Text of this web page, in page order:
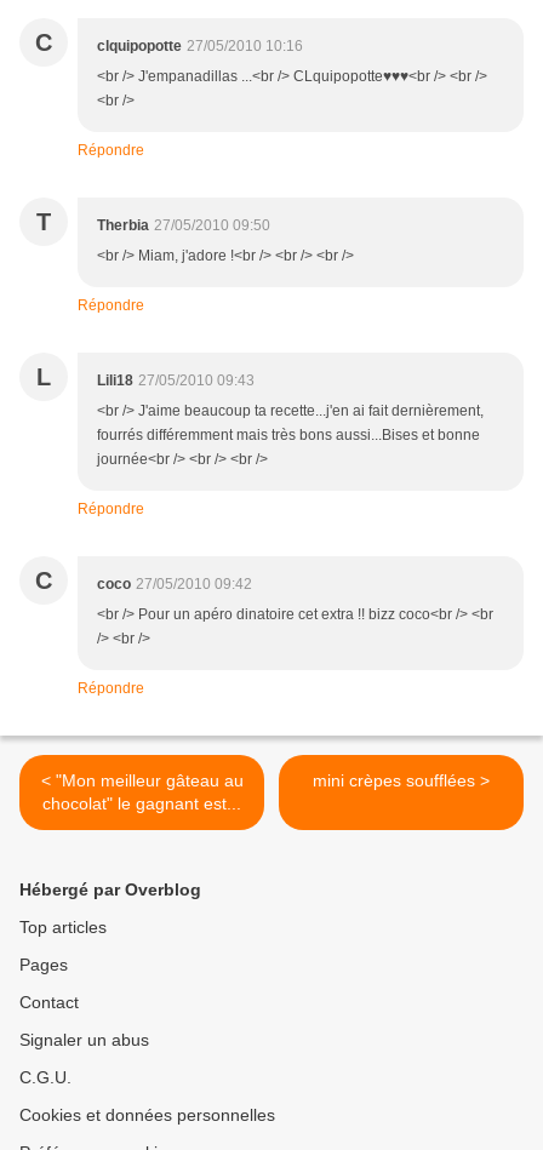
C clquipopotte 27/05/2010 10:16
<br /> J'empanadillas ...<br /> CLquipopotte♥♥♥<br /> <br />
<br />
Répondre
T Therbia 27/05/2010 09:50
<br /> Miam, j'adore !<br /> <br /> <br />
Répondre
L Lili18 27/05/2010 09:43
<br /> J'aime beaucoup ta recette...j'en ai fait dernièrement,
fourrés différemment mais très bons aussi...Bises et bonne
journée<br /> <br /> <br />
Répondre
C coco 27/05/2010 09:42
<br /> Pour un apéro dinatoire cet extra !! bizz coco<br /> <br
/> <br />
Répondre
< "Mon meilleur gâteau au
chocolat" le gagnant est...
mini crèpes soufflées >
Hébergé par Overblog
Top articles
Pages
Contact
Signaler un abus
C.G.U.
Cookies et données personnelles